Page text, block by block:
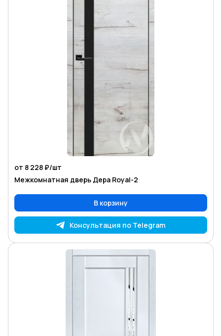
от 8 228 ₽/шт
Межкомнатная дверь Дера Royal-2
В корзину
Консультация по Telegram